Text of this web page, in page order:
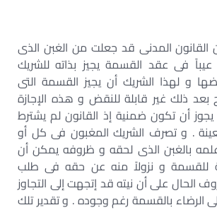
845 من القانون المدنى قد جعلت من الغبن الذى
فى عقد القسمة يجيز بذاته للشريك
و لهذا الشريك أن يجيز القسمة التى
ذلك غير قابلة للنقض و هذه الإجازة
أن تكون ضمنية إذ القانون لم يشترط
. و تصرف الشريك المغبون فى كل أو
بالغبن الذى لحقه و ظروفه يمكن أن
للقسمة و نزولاً منه عن حقه فى طلب
الحال على أن نيته قد إتجهت إلى التجاوز
الرضاء بالقسمة رغم وجوده . و تقدير تلك